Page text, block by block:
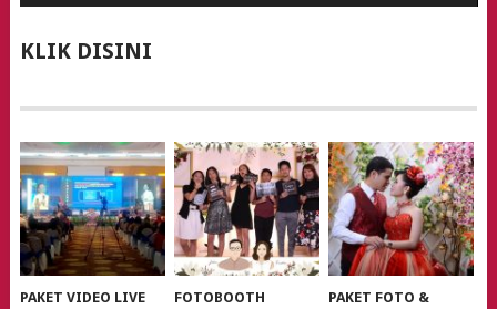
KLIK DISINI
PAKET VIDEO LIVE FOTOBOOTH PAKET FOTO &